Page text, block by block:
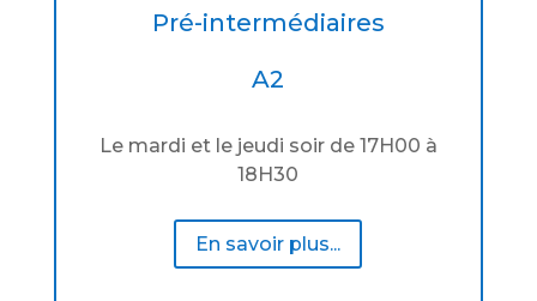
Pré-intermédiaires
A2
Le mardi et le jeudi soir de 17H00 à
18H30
En savoir plus...